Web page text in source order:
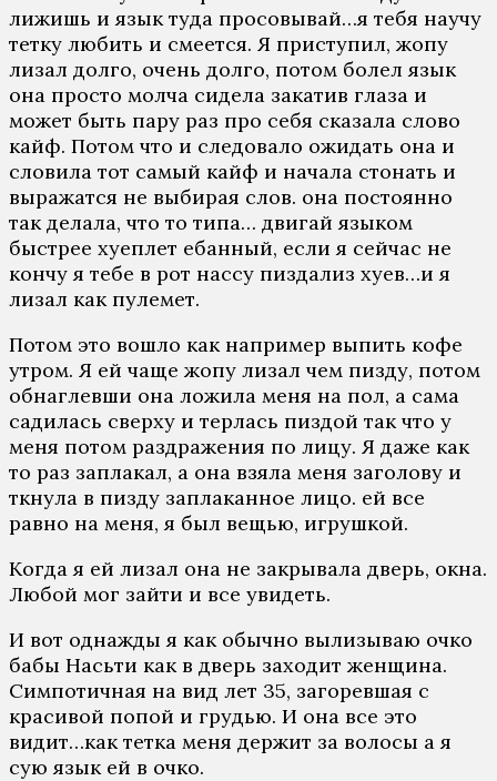
лижишь и язык туда просовывай…я тебя научу
тетку любить и смеется. Я приступил, жопу
лизал долго, очень долго, потом болел язык
она просто молча сидела закатив глаза и
может быть пару раз про себя сказала слово
кайф. Потом что и следовало ожидать она и
словила тот самый кайф и начала стонать и
выражатся не выбирая слов. она постоянно
так делала, что то типа… двигай языком
быстрее хуеплет ебанный, если я сейчас не
кончу я тебе в рот нассу пиздализ хуев…и я
лизал как пулемет.
Потом это вошло как например выпить кофе
утром. Я ей чаще жопу лизал чем пизду, потом
обнаглевши она ложила меня на пол, а сама
садилась сверху и терлась пиздой так что у
меня потом раздражения по лицу. Я даже как
то раз заплакал, а она взяла меня заголову и
ткнула в пизду заплаканное лицо. ей все
равно на меня, я был вещью, игрушкой.
Когда я ей лизал она не закрывала дверь, окна.
Любой мог зайти и все увидеть.
И вот однажды я как обычно вылизываю очко
бабы Насьти как в дверь заходит женщина.
Симпотичная на вид лет 35, загоревшая с
красивой попой и грудью. И она все это
видит…как тетка меня держит за волосы а я
сую язык ей в очко.